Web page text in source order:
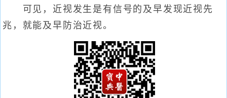
可见，近视发生是有信号的及早发现近视先
兆，就能及早防治近视。